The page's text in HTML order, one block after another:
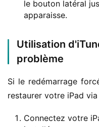
le bouton latéral
apparaisse.
Utilisation
problème
Si le redémarrage
restaurer votre iPad via
Connectez votre